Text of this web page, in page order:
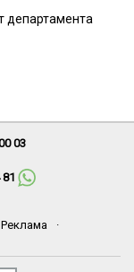
департамента
03
81
Реклама
·